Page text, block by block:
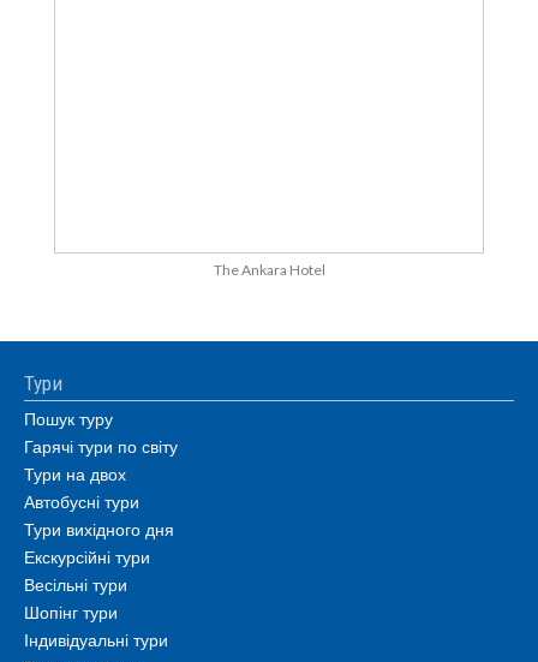
The Ankara Hotel
Тури
Пошук туру
Гарячі тури по світу
Тури на двох
Автобусні тури
Тури вихідного дня
Екскурсійні тури
Весільні тури
Шопінг тури
Індивідуальні тури